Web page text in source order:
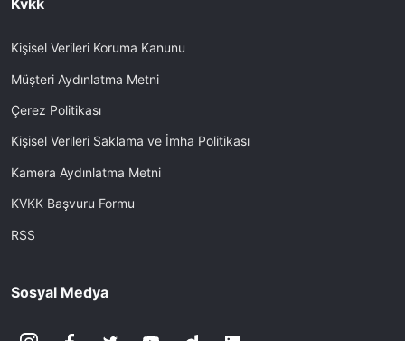
Kvkk
Kişisel Verileri Koruma Kanunu
Müşteri Aydınlatma Metni
Çerez Politikası
Kişisel Verileri Saklama ve İmha Politikası
Kamera Aydınlatma Metni
KVKK Başvuru Formu
RSS
Sosyal Medya